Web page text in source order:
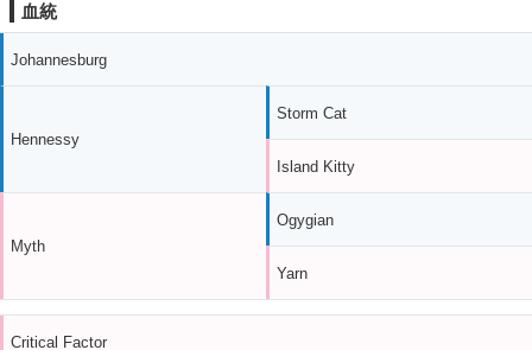
血統
Johannesburg
Hennessy
Myth
Storm Cat
Island Kitty
Ogygian
Yarn
Critical Factor